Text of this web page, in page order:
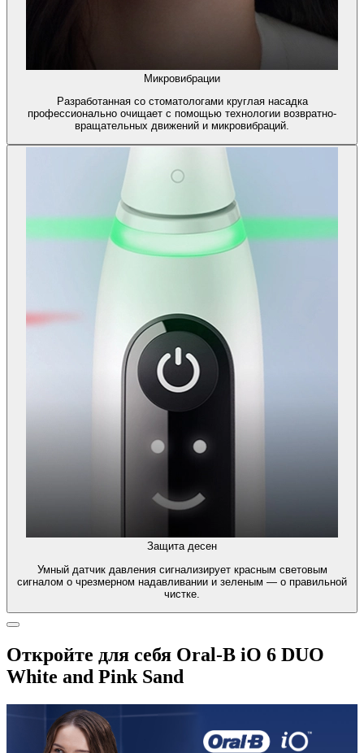
Микровибрации
Разработанная со стоматологами круглая насадка
профессионально очищает с помощью технологии возвратно-
вращательных движений и микровибраций.
Защита десен
Умный датчик давления сигнализирует красным световым
сигналом о чрезмерном надавливании и зеленым — о правильной
чистке.
Откройте для себя Oral-B iO 6 DUO
White and Pink Sand